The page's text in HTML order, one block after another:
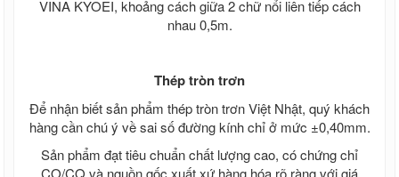
Sale Tấm cemboard Thái Lan Dura
Sale Tấm cemboard Việt Nam
4m giá rẻ, Ván cốp pha vàng
Ván coppha đỏ 4m, Giá ván copha đỏ
2021 2022, Ván cốp pha giá rẻ
Ván coppha đen 4m, Bảng báo giá ván
copha đen, Ván cốp pha giá rẻ
Ván coppha màu vàng 4 m, Bảng báo giá
VINA KYOEI, khoảng cách giữa 2 chữ nổi liên tiếp cách
nhau 0,5m.
Thép tròn trơn
Để nhận biết sản phẩm thép tròn trơn Việt Nhật, quý khách
hàng cần chú ý về sai số đường kính chỉ ở mức ±0,40mm.
Sản phẩm đạt tiêu chuẩn chất lượng cao, có chứng chỉ
CO/CQ và nguồn gốc xuất xứ hàng hóa rõ ràng với giá